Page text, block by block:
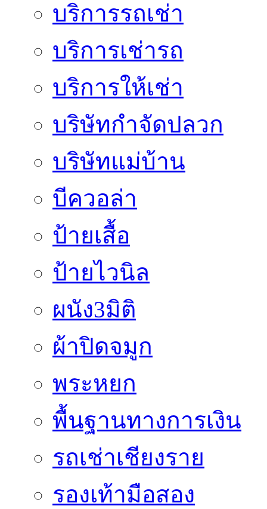
บริการรถเช่า
บริการเช่ารถ
บริการให้เช่า
บริษัทกำจัดปลวก
บริษัทแม่บ้าน
บีควอล่า
ป้ายเสื้อ
ป้ายไวนิล
ผนัง3มิติ
ผ้าปิดจมูก
พระหยก
พื้นฐานทางการเงิน
รถเช่าเชียงราย
รองเท้ามือสอง